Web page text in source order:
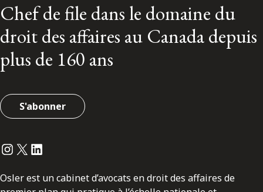
Chef de file dans le domaine du
droit des affaires au Canada depuis
plus de 160 ans
S'abonner
Instagram
Twitter
LinkedIn
Osler est un cabinet d’avocats en droit des affaires de